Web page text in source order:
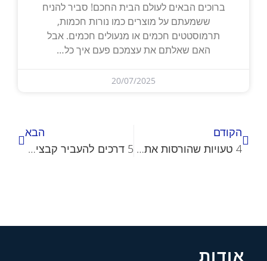
ברוכים הבאים לעולם הבית החכם! סביר להניח
ששמעתם על מוצרים כמו נורות חכמות,
תרמוסטטים חכמים או מנעולים חכמים. אבל
האם שאלתם את עצמכם פעם איך כל…
20/07/2025
הקודם
4 טעויות שהורסות את המחשב הנייד שלך
הבא
5 דרכים להעביר קבצים בין מחשב PC ל-Mac
אודות